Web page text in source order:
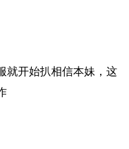
就开始扒相信本妹，这